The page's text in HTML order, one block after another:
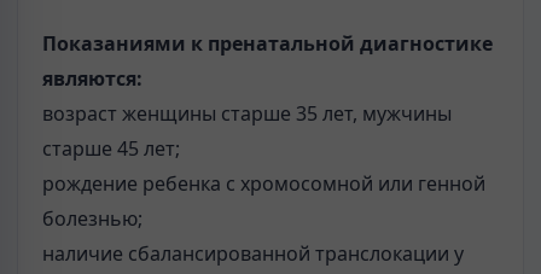
Показаниями к пренатальной диагностике
являются:
возраст женщины старше 35 лет, мужчины
старше 45 лет;
рождение ребенка с хромосомной или генной
болезнью;
наличие сбалансированной транслокации у